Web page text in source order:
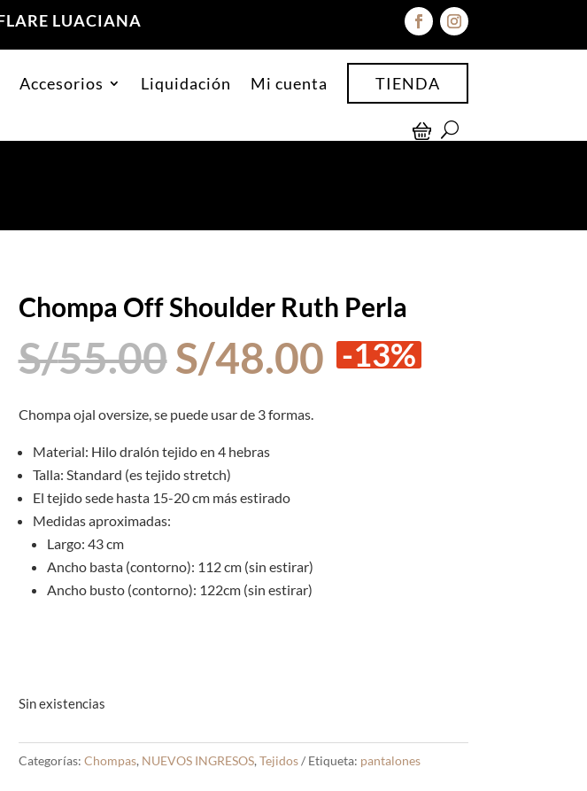
LUACIANA
Accesorios Liquidación Mi cuenta TIENDA
Chompa Off Shoulder Ruth Perla
S/55.00El
precio
original
era:
S/55.00.
S/48.00El
precio
-13%
Chompa ojal oversize, se puede usar de 3 formas.
Material: Hilo dralón tejido en 4 hebras
Talla: Standard (es tejido stretch)
El tejido sede hasta 15-20 cm más estirado
Medidas aproximadas:
Largo: 43 cm
Ancho basta (contorno): 112 cm (sin estirar)
Ancho busto (contorno): 122cm (sin estirar)
Sin existencias
Categorías: Chompas, NUEVOS INGRESOS, Tejidos Etiqueta: pantalones